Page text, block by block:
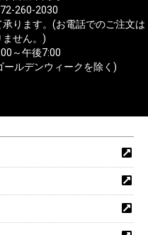
260-2030
ります。(お電話でのご注文は
せん。)
～午後7:00
ルデンウィークを除く)